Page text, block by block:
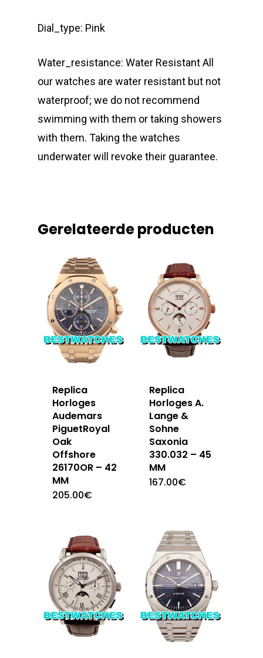
Dial_type: Pink
Water_resistance: Water Resistant All
our watches are water resistant but not
waterproof; we do not recommend
swimming with them or taking showers
with them. Taking the watches
underwater will revoke their guarantee.
Gerelateerde producten
Replica
Horloges
Audemars
PiguetRoyal
Oak
Offshore
26170OR – 42
MM
205.00€
Replica
Horloges A.
Lange &
Sohne
Saxonia
330.032 – 45
MM
167.00€